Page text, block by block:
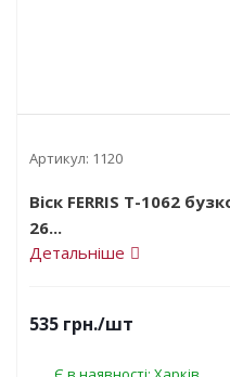
Артикул: 1120
Віск FERRIS T-1062
26...
Детальніше
535 грн./шт